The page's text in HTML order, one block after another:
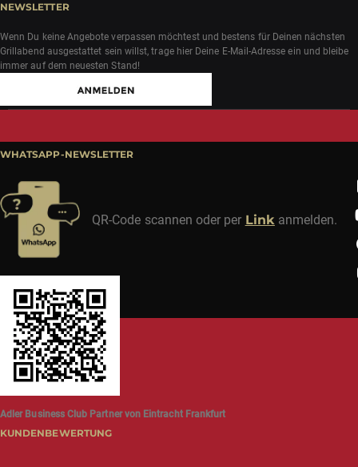
NEWSLETTER
Wenn Du keine Angebote verpassen möchtest und bestens für Deinen nächsten
Grillabend ausgestattet sein willst, trage hier Deine E-Mail-Adresse ein und bleibe
immer auf dem neuesten Stand!
WHATSAPP-NEWSLETTER
QR-Code scannen oder per Linkanmelden.
Adler Business Club Partner von Eintracht Frankfurt
KUNDENBEWERTUNG